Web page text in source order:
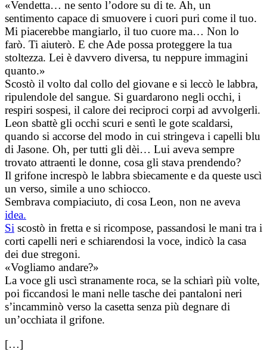
«Vendetta… ne sento l’odore su di te. Ah, un
sentimento capace di smuovere i cuori puri come il tuo.
Mi piacerebbe mangiarlo, il tuo cuore ma… Non lo
farò. Ti aiuterò. E che Ade possa proteggere la tua
stoltezza. Lei è davvero diversa, tu neppure immagini
quanto.»
Scostò il volto dal collo del giovane e si leccò le labbra,
ripulendole del sangue. Si guardarono negli occhi, i
respiri sospesi, il calore dei reciproci corpi ad avvolgerli.
Leon sbattè gli occhi scuri e sentì le gote scaldarsi,
quando si accorse del modo in cui stringeva i capelli blu
di Jasone. Oh, per tutti gli dèi… Lui aveva sempre
trovato attraenti le donne, cosa gli stava prendendo?
Il grifone increspò le labbra sbiecamente e da queste uscì
un verso, simile a uno schiocco.
Sembrava compiaciuto, di cosa Leon, non ne aveva
idea.
Si scostò in fretta e si ricompose, passandosi le mani tra i
corti capelli neri e schiarendosi la voce, indicò la casa
dei due stregoni.
«Vogliamo andare?»
La voce gli uscì stranamente roca, se la schiarì più volte,
poi ficcandosi le mani nelle tasche dei pantaloni neri
s’incamminò verso la casetta senza più degnare di
un’occhiata il grifone.
[…]